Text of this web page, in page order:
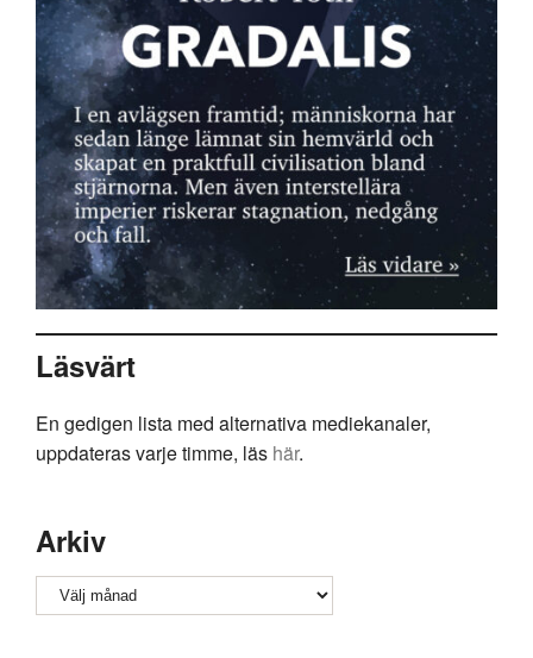
Läsvärt
En gedigen lista med alternativa mediekanaler,
uppdateras varje timme, läs här.
Arkiv
Arkiv